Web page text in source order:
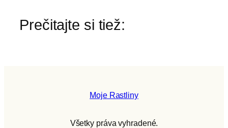
Prečitajte si tiež:
Moje Rastliny
Všetky práva vyhradené.